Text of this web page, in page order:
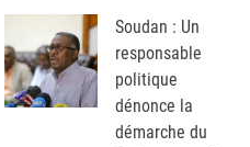
Soudan : Un
responsable
politique
dénonce la
démarche du